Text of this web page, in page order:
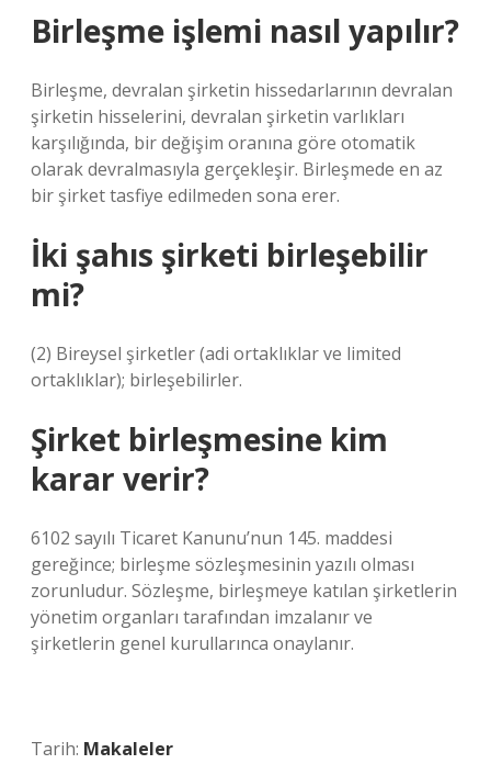
Birleşme işlemi nasıl yapılır?
Birleşme, devralan şirketin hissedarlarının devralan
şirketin hisselerini, devralan şirketin varlıkları
karşılığında, bir değişim oranına göre otomatik
olarak devralmasıyla gerçekleşir. Birleşmede en az
bir şirket tasfiye edilmeden sona erer.
İki şahıs şirketi birleşebilir
mi?
(2) Bireysel şirketler (adi ortaklıklar ve limited
ortaklıklar); birleşebilirler.
Şirket birleşmesine kim
karar verir?
6102 sayılı Ticaret Kanunu’nun 145. maddesi
gereğince; birleşme sözleşmesinin yazılı olması
zorunludur. Sözleşme, birleşmeye katılan şirketlerin
yönetim organları tarafından imzalanır ve
şirketlerin genel kurullarınca onaylanır.
Tarih: Makaleler